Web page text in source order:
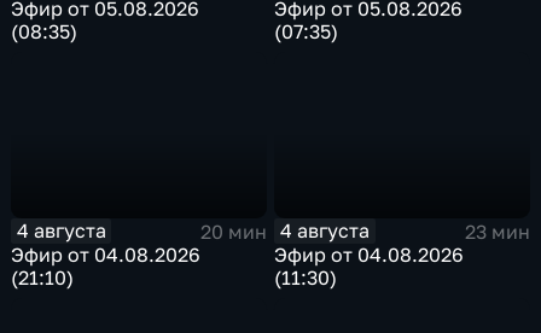
Эфир от 05.08.2026
(08:35)
Эфир от 05.08.2026
(07:35)
4 августа
20 мин
Эфир от 04.08.2026
(21:10)
4 августа
23 мин
Эфир от 04.08.2026
(11:30)